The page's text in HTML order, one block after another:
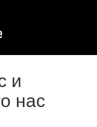
и
нас